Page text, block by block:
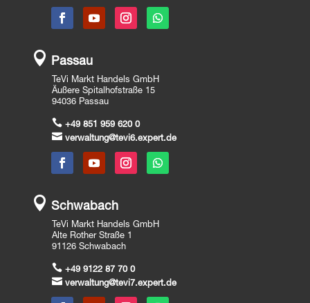
 Passau
TeVi Markt Handels GmbH
Äußere Spitalhofstraße 15
94036 Passau
 +49 851 959 620 0
 verwaltung@tevi6.expert.de
 Schwabach
TeVi Markt Handels GmbH
Alte Rother Straße 1
91126 Schwabach
 +49 9122 87 70 0
 verwaltung@tevi7.expert.de